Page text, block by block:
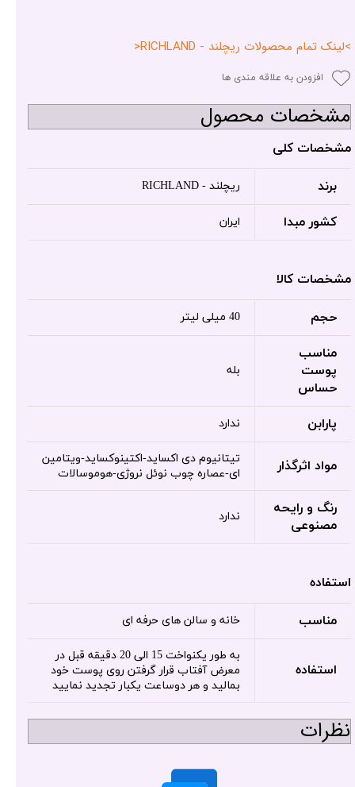
>لینک تمام محصولات ریچلند - RICHLAND<
افزودن به علاقه مندی ها
مشخصات محصول
مشخصات کلی
برند ریچلند - RICHLAND
کشور مبدا ایران
مشخصات کالا
حجم 40 میلی لیتر
مناسب
پوست
حساس
بله
پارابن ندارد
مواد اثرگذار
تیتانیوم دی اکساید-اکتینوکساید-ویتامین
ای-عصاره چوب نوئل نروژی-هوموسالات
رنگ و رایحه
مصنوعی
ندارد
استفاده
مناسب خانه و سالن های حرفه ای
استفاده
به طور یکنواخت 15 الی 20 دقیقه قبل در
معرض آفتاب قرار گرفتن روی پوست خود
بمالید و هر دوساعت یکبار تجدید نمایید
نظرات